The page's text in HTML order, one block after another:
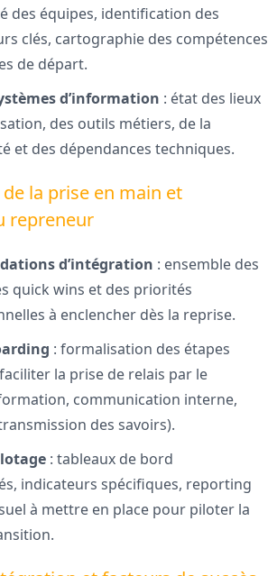
des équipes, identification des
clés, cartographie des compétences
de départ.
d’information : état des lieux
des outils métiers, de la
et des dépendances techniques.
la prise en main et
repreneur
d’intégration : ensemble des
quick wins et des priorités
à enclencher dès la reprise.
: formalisation des étapes
la prise de relais par le
communication interne,
des savoirs).
: tableaux de bord
indicateurs spécifiques, reporting
à mettre en place pour piloter la